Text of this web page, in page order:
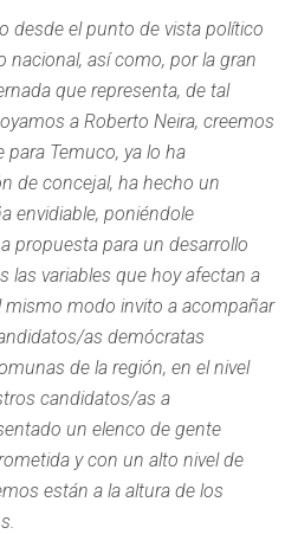
desde el punto de vista político
nacional, así como, por la gran
que representa, de tal
a Roberto Neira, creemos
para Temuco, ya lo ha
de concejal, ha hecho un
envidiable, poniéndole
propuesta para un desarrollo
las variables que hoy afectan a
mismo modo invito a acompañar
as demócratas
de la región, en el nivel
candidatos/as a
un elenco de gente
y con un alto nivel de
están a la altura de los